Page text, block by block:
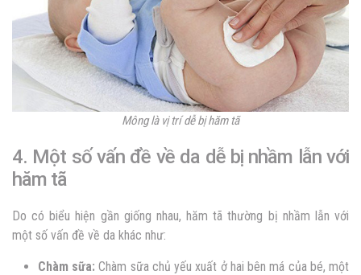
Mông là vị trí dễ bị hăm tã
4. Một số vấn đề về da dễ bị nhầm lẫn với
hăm tã
Do có biểu hiện gần giống nhau, hăm tã thường bị nhầm lẫn với
một số vấn đề về da khác như:
Chàm sữa: Chàm sữa chủ yếu xuất ở hai bên má của bé, một